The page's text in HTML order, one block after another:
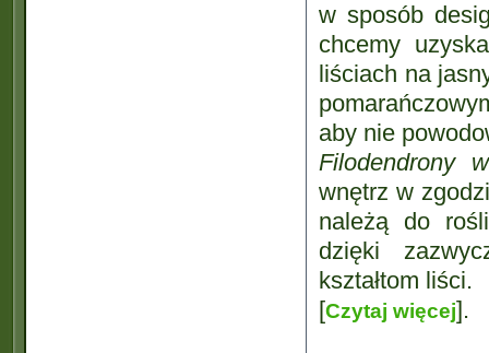
w sposób
chcemy
liściach na
aby nie
Filodendrony
wnętrz w
należą do
dzięki
kształtom liści.
[Czytaj więcej].